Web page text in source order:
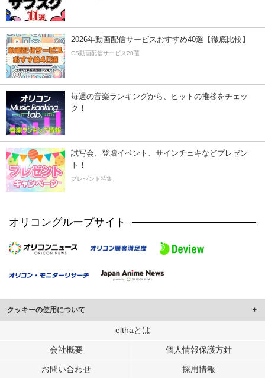
2026年動画配信サービスおすすめ40選【徹底比較】
CS動画配信サービス20選
毎週の音楽ランキングから、ヒットの推移をチェッ
ク！
試写会、登壇イベント、サインチェキなどプレゼン
ト！
プレゼント特集
オリコングループサイト
クッキーの使用について
このサイトでは Cookie を使用して、ユーザーに合わせたコンテンツや広告の
行っています。
メディアや広告配信、データ解析の各パートナーに提供しています。
elthaとは
会社概要 個人情報保護方針
お問い合わせ 採用情報